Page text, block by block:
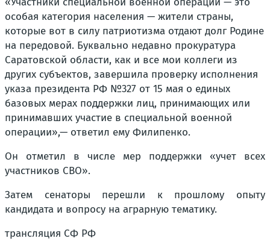
особая категория населения — жители страны,
которые вот в силу патриотизма отдают долг Родине
на передовой. Буквально недавно прокуратура
Саратовской области, как и все мои коллеги из
других субъектов, завершила проверку исполнения
указа президента РФ №327 от 15 мая о единых
базовых мерах поддержки лиц, принимающих или
принимавших участие в специальной военной
операции»,— ответил ему Филипенко.
Он отметил в числе мер поддержки «учет всех
участников СВО».
Затем сенаторы перешли к прошлому опыту
кандидата и вопросу на аграрную тематику.
трансляция СФ РФ